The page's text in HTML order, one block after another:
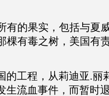
有的果实，包括与夏
棵有毒之树，美国有
的工程，从莉迪亚.丽
生流血事件，而暂时